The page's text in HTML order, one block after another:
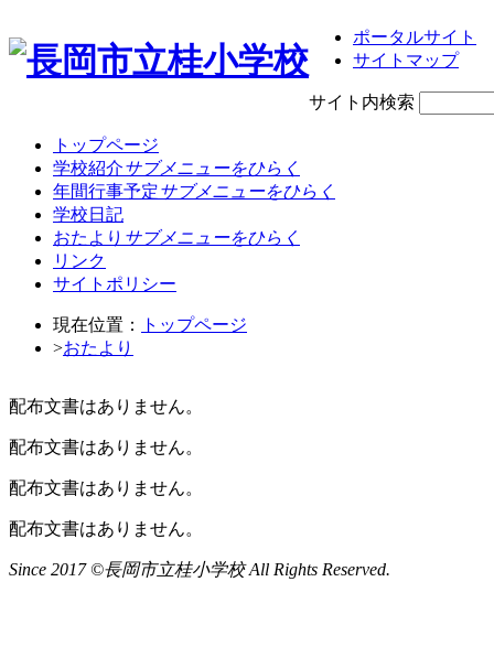
ポータルサイト
サイトマップ
サイト内検索
トップページ
学校紹介サブメニューをひらく
年間行事予定サブメニューをひらく
学校日記
おたより サブメニューをひらく
リンク
サイトポリシー
現在位置：
トップページ
>おたより
配布文書はありません。
配布文書はありません。
配布文書はありません。
配布文書はありません。
Since 2017 ©長岡市立桂小学校 All Rights Reserved.